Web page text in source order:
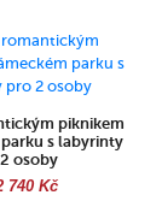
piknikem
s labyrinty
osoby
740 Kč